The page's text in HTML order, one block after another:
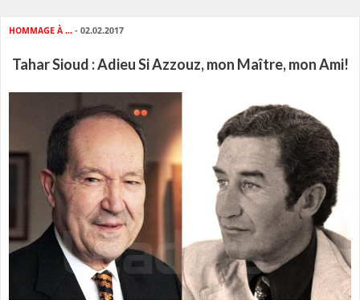
HOMMAGE À ... - 02.02.2017
Tahar Sioud : Adieu Si Azzouz, mon Maître, mon Ami!